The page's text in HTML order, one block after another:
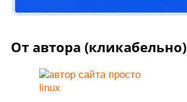
От автора (кликабельно)